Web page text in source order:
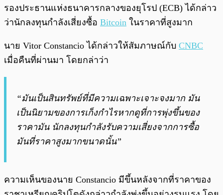
/ 0:00
รองประธานแห่งธนาคารกลางของยุโรป (ECB) ได้กล่าว
ว่านักลงทุนกำลังเสี่ยงซื้อ Bitcoin ในราคาที่สูงมาก
นาย Vitor Constancio ได้กล่าวให้สัมภาษณ์กับ CNBC
เมื่อคืนที่ผ่านมา โดยกล่าว่า
“มันเป็นสินทรัพย์ที่มีความเฉพาะเจาะจงมาก มัน
เป็นนิยามของการเก็งกำไรหากดูที่การพุ่งขึ้นของ
ราคามัน นักลงทุนกำลังรับความเสี่ยงจากการซื้อ
มันที่ราคาสูงมากขนาดนั้น”
ความเห็นของนาย Constancio มีขึ้นหลังจากที่ราคาของ